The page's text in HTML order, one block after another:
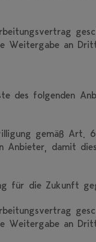
Weitergabe an
des folgenden
gemäß
Anbieter, damit
für die Zukunft
Weitergabe an